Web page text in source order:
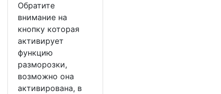
Обратите
внимание на
кнопку которая
активирует
функцию
разморозки,
возможно она
активирована, в